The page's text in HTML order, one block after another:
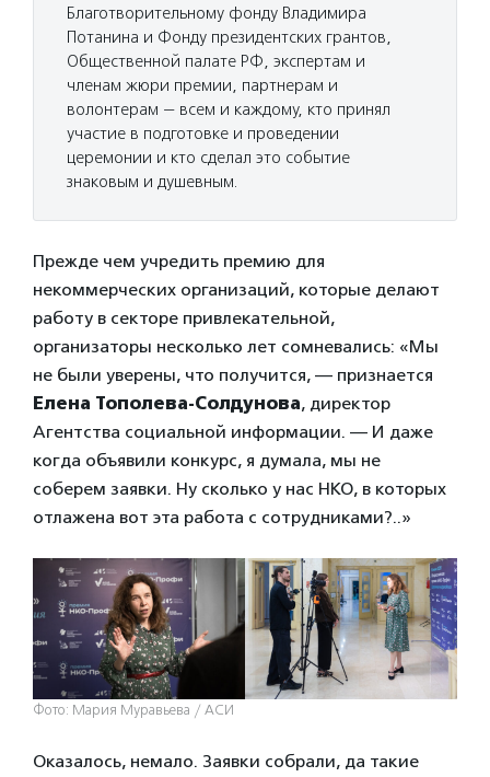
Благотворительному фонду Владимира
Потанина и Фонду президентских грантов,
Общественной палате РФ, экспертам и
членам жюри премии, партнерам и
волонтерам — всем и каждому, кто принял
участие в подготовке и проведении
церемонии и кто сделал это событие
знаковым и душевным.
Прежде чем учредить премию для
некоммерческих организаций, которые делают
работу в секторе привлекательной,
организаторы несколько лет сомневались: «Мы
не были уверены, что получится, — признается
Елена Тополева-Солдунова, директор
Агентства социальной информации. — И даже
когда объявили конкурс, я думала, мы не
соберем заявки. Ну сколько у нас НКО, в которых
отлажена вот эта работа с сотрудниками?..»
Фото: Мария Муравьева / АСИ
Оказалось, немало. Заявки собрали, да такие